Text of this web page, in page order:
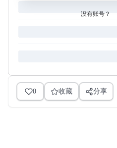
没有账号？
0 收藏 分享